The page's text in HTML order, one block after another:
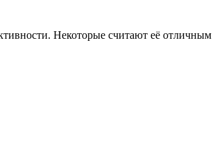
Некоторые считают её отличным